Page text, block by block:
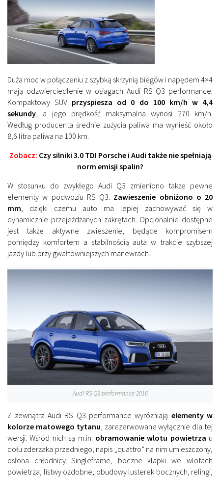
Duża moc w połączeniu z szybką skrzynią biegów i napędem 4×4
mają odzwierciedlenie w osiagach Audi RS Q3 performance.
Kompaktowy SUV przyspiesza od 0 do 100 km/h w 4,4
sekundy , a jego prędkość maksymalna wynosi 270 km/h.
Według producenta średnie zużycia paliwa ma wynieść około
8,6 litra paliwa na 100 km.
Zobacz: Czy silniki 3.0 TDI Porsche i Audi także nie spełniają
norm emisji spalin?
W stosunku do zwykłego Audi Q3 zmieniono także pewne
elementy w podwoziu RS Q3. Zawieszenie obniżono o 20
mm , dzięki czemu auto ma lepiej zachowywać się w
dynamicznie przejeżdżanych zakrętach. Opcjonalnie dostępne
jest także aktywne zwieszenie, będące kompromisem
pomiędzy komfortem a stabilnością auta w trakcie szybszej
jazdy lub przy gwałtowniejszych manewrach.
Audi RS Q3 performance 2016
Z zewnątrz Audi RS Q3 performance wyróżniają elementy w
kolorze matowego tytanu , zarezerwowane wyłącznie dla tej
wersji. Wśród nich są m.in. obramowanie wlotu powietrza u
dołu zderzaka przedniego, napis „quattro” na nim umieszczony,
osłona chłodnicy Singleframe, boczne klapki we wlotach
powietrza, listwy ozdobne, obudowy lusterek bocznych, relingi,